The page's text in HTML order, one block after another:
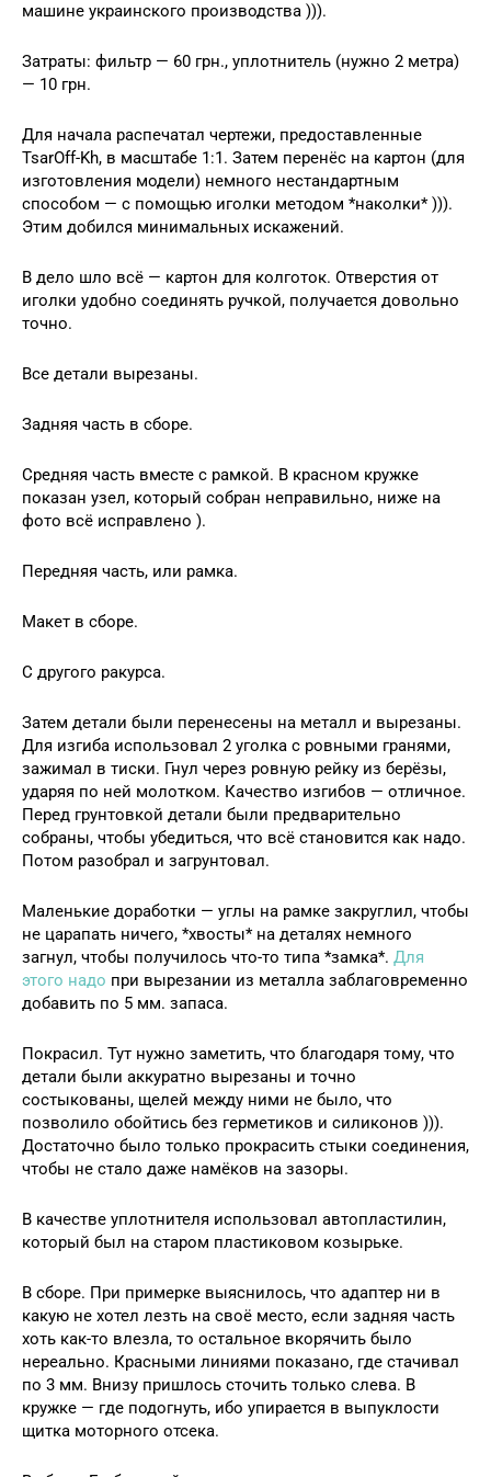
машине украинского производства ))).
Затраты: фильтр — 60 грн., уплотнитель (нужно 2 метра)
— 10 грн.
Для начала распечатал чертежи, предоставленные
TsarOff-Kh, в масштабе 1:1. Затем перенёс на картон (для
изготовления модели) немного нестандартным
способом — с помощью иголки методом *наколки* ))).
Этим добился минимальных искажений.
В дело шло всё — картон для колготок. Отверстия от
иголки удобно соединять ручкой, получается довольно
точно.
Все детали вырезаны.
Задняя часть в сборе.
Средняя часть вместе с рамкой. В красном кружке
показан узел, который собран неправильно, ниже на
фото всё исправлено ).
Передняя часть, или рамка.
Макет в сборе.
С другого ракурса.
Затем детали были перенесены на металл и вырезаны.
Для изгиба использовал 2 уголка с ровными гранями,
зажимал в тиски. Гнул через ровную рейку из берёзы,
ударяя по ней молотком. Качество изгибов — отличное.
Перед грунтовкой детали были предварительно
собраны, чтобы убедиться, что всё становится как надо.
Потом разобрал и загрунтовал.
Маленькие доработки — углы на рамке закруглил, чтобы
не царапать ничего, *хвосты* на деталях немного
загнул, чтобы получилось что-то типа *замка*. Для
этого надо при вырезании из металла заблаговременно
добавить по 5 мм. запаса.
Покрасил. Тут нужно заметить, что благодаря тому, что
детали были аккуратно вырезаны и точно
состыкованы, щелей между ними не было, что
позволило обойтись без герметиков и силиконов ))).
Достаточно было только прокрасить стыки соединения,
чтобы не стало даже намёков на зазоры.
В качестве уплотнителя использовал автопластилин,
который был на старом пластиковом козырьке.
В сборе. При примерке выяснилось, что адаптер ни в
какую не хотел лезть на своё место, если задняя часть
хоть как-то влезла, то остальное вкорячить было
нереально. Красными линиями показано, где стачивал
по 3 мм. Внизу пришлось сточить только слева. В
кружке — где подогнуть, ибо упирается в выпуклости
щитка моторного отсека.